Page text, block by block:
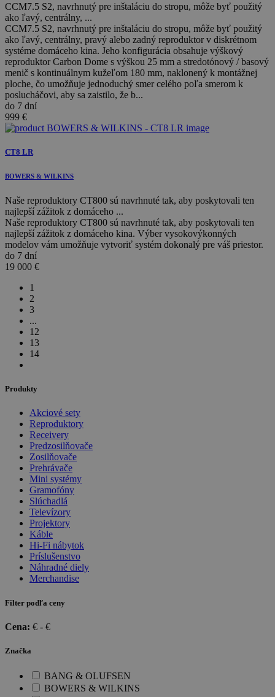
CCM7.5 S2, navrhnutý pre inštaláciu do stropu, môže byť použitý
ako ľavý, centrálny, ...
CCM7.5 S2, navrhnutý pre inštaláciu do stropu, môže byť použitý
ako ľavý, centrálny, pravý alebo zadný reproduktor v diskrétnom
systéme domáceho kina. Jeho konfigurácia obsahuje výškový
reproduktor Carbon Dome s výškou 25 mm a stredotónový / basový
menič s kontinuálnym kužeľom 180 mm, naklonený k montážnej
ploche, čo umožňuje jednoduchý smer celého poľa smerom k
poslucháčovi, aby sa zaistilo, že b...
do 7 dní
999 €
CT8 LR
BOWERS & WILKINS
Naše reproduktory CT800 sú navrhnuté tak, aby poskytovali ten
najlepší zážitok z domáceho ...
Naše reproduktory CT800 sú navrhnuté tak, aby poskytovali ten
najlepší zážitok z domáceho kina. Výber vysokovýkonných
modelov vám umožňuje vytvoriť systém dokonalý pre váš priestor.
do 7 dní
19 000 €
1
2
3
...
12
13
14
Produkty
Akciové sety
Reproduktory
Receivery
Predzosilňovače
Zosilňovače
Prehrávače
Mini systémy
Gramofóny
Slúchadlá
Televízory
Projektory
Káble
Hi-Fi nábytok
Príslušenstvo
Náhradné diely
Merchandise
Filter podľa ceny
Cena: € - €
Značka
BANG & OLUFSEN
BOWERS & WILKINS